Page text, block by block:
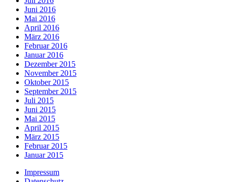
Juni 2016
Mai 2016
April 2016
März 2016
Februar 2016
Januar 2016
Dezember 2015
November 2015
Oktober 2015
September 2015
Juli 2015
Juni 2015
Mai 2015
April 2015
März 2015
Februar 2015
Januar 2015
Impressum